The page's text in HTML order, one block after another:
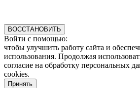
ВОССТАНОВИТЬ
Войти с помощью:
чтобы улучшить работу сайта и
использования. Продолжая
согласие на обработку персональных
cookies.
Принять